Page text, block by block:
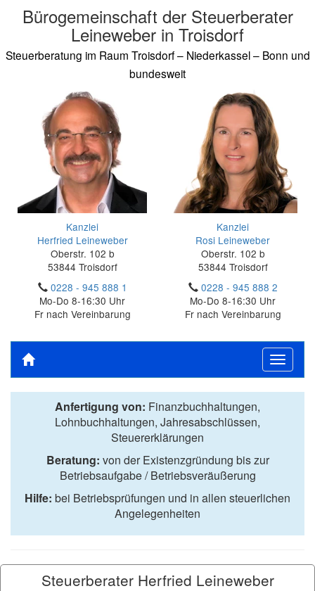
Bürogemeinschaft der Steuerberater
Leineweber in Troisdorf
Steuerberatung im Raum Troisdorf – Niederkassel – Bonn und
bundesweit
Kanzlei
Herfried Leineweber
Oberstr. 102 b
53844 Troisdorf
0228 - 945 888 1
Mo-Do 8-16:30 Uhr
Fr nach Vereinbarung
Kanzlei
Rosi Leineweber
Oberstr. 102 b
53844 Troisdorf
0228 - 945 888 2
Mo-Do 8-16:30 Uhr
Fr nach Vereinbarung
Toggle
Anfertigung von: Finanzbuchhaltungen,
Lohnbuchhaltungen, Jahresabschlüssen,
Steuererklärungen
Beratung: von der Existenzgründung bis zur
Betriebsaufgabe / Betriebsveräußerung
Hilfe: bei Betriebsprüfungen und in allen steuerlichen
Angelegenheiten
Steuerberater Herfried Leineweber